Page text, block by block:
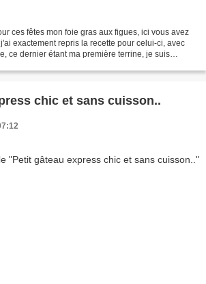
ces fêtes mon foie gras aux figues, ici vous avez
exactement repris la recette pour celui-ci, avec
ce dernier étant ma première terrine, je suis
chic et sans cuisson..